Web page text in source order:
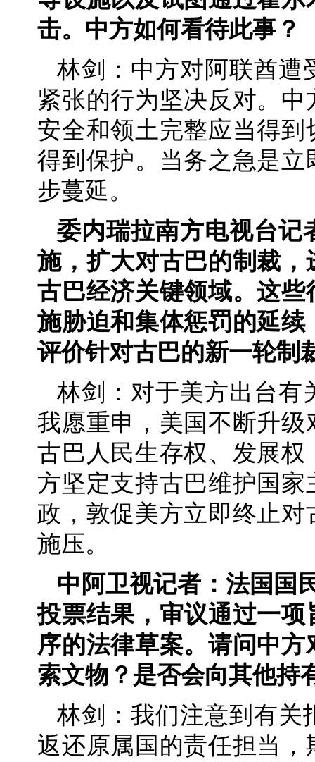
击。中方如何看待此事？
林剑：中方对阿联酋遭
紧张的行为坚决反对。
安全和领土完整应当得
得到保护。当务之急是
步蔓延。
委内瑞拉南方电视台记
施，扩大对古巴的制裁
古巴经济关键领域。这
施胁迫和集体惩罚的延
评价针对古巴的新一轮制
林剑：对于美方出台有
我愿重申，美国不断升
古巴人民生存权、发展
方坚定支持古巴维护国
政，敦促美方立即终止
施压。
中阿卫视记者：法国国
投票结果，审议通过一
序的法律草案。请问中
索文物？是否会向其他持
林剑：我们注意到有关
返还原属国的责任担当